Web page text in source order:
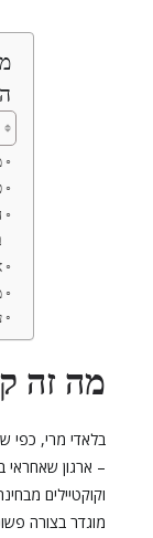
מה זה
– ארגון
וקוקטיילים
מוגדר בצורה